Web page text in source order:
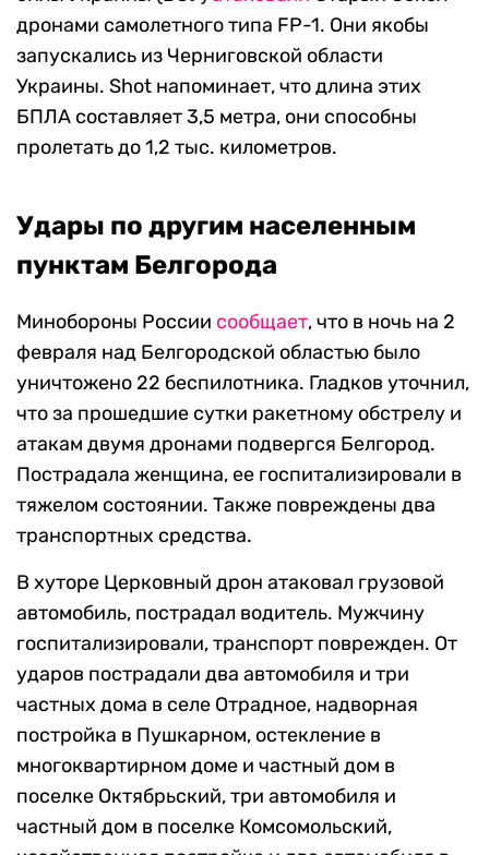
дронами самолетного типа FP-1. Они якобы
запускались из Черниговской области
Украины. Shot напоминает, что длина этих
БПЛА составляет 3,5 метра, они способны
пролетать до 1,2 тыс. километров.
Удары по другим населенным
пунктам Белгорода
Минобороны России сообщает, что в ночь на 2
февраля над Белгородской областью было
уничтожено 22 беспилотника. Гладков уточнил,
что за прошедшие сутки ракетному обстрелу и
атакам двумя дронами подвергся Белгород.
Пострадала женщина, ее госпитализировали в
тяжелом состоянии. Также повреждены два
транспортных средства.
В хуторе Церковный дрон атаковал грузовой
автомобиль, пострадал водитель. Мужчину
госпитализировали, транспорт поврежден. От
ударов пострадали два автомобиля и три
частных дома в селе Отрадное, надворная
постройка в Пушкарном, остекление в
многоквартирном доме и частный дом в
поселке Октябрьский, три автомобиля и
частный дом в поселке Комсомольский,